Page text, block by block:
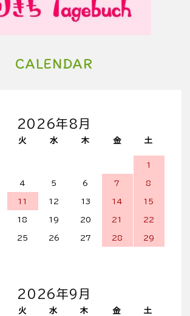
CALENDAR
2026年8月
火 水 木 金 土
1
4 5 6 7 8
11 12 13 14 15
18 19 20 21 22
25 26 27 28 29
2026年9月
火 水 木 金 土